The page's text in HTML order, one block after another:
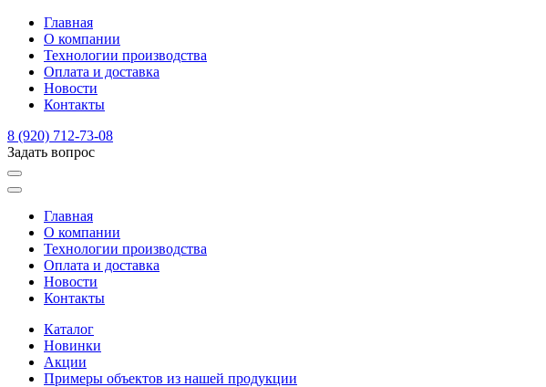
Главная
О компании
Технологии производства
Оплата и доставка
Новости
Контакты
8 (920) 712-73-08
Задать вопрос
Главная
О компании
Технологии производства
Оплата и доставка
Новости
Контакты
Каталог
Новинки
Акции
Примеры объектов из нашей продукции